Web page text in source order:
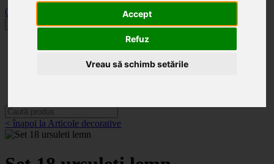
Accept
Refuz
Vreau să schimb setările
0
Toggle navigation
< înapoi la Articole decorative